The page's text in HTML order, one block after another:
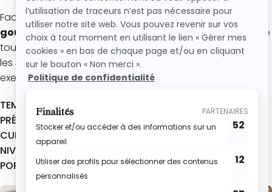
Facile à réaliser, ce brownie maison est idéal pour
goûter, un dessert ou un brunchgourmand. Et comme
toujours, tu peux facilement adapter cette recette selon
les saisons avec d’autres fruits comme la framboise par
exemple !
TEMPS TOTAL :
PRÉPARATION :
CUISSON :
NIVEAU :
PORTIONS :
6 à 8 parts